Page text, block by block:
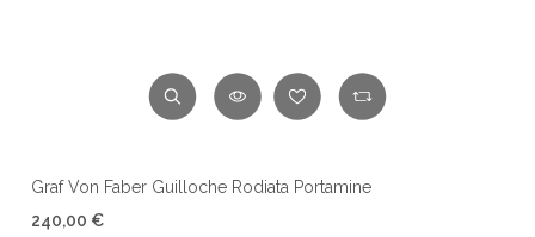
Graf Von Faber Guilloche Rodiata Portamine
240,00 €